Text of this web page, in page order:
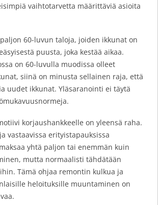
vaihtotarvetta määrittäviä asioita
60-luvun taloja, joiden ikkunat on
puusta, joka kestää aikaa.
on 60-luvulla muodissa olleet
siinä on minusta sellainen raja, että
uudet ikkunat. Yläsaranointi ei täytä
korjaushankkeelle on yleensä raha.
vastaavissa erityistapauksissa
yhtä paljon tai enemmän kuin
mutta normaalisti tähdätään
Tämä ohjaa remontin kulkua ja
heloituksille muuntaminen on